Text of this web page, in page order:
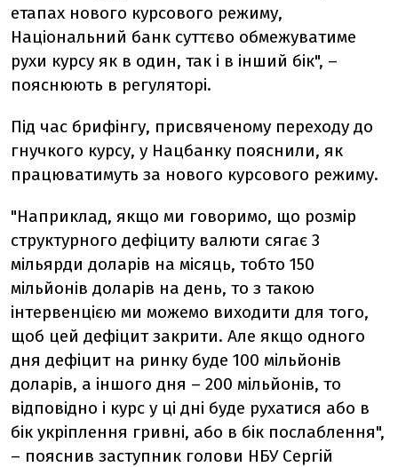
етапах нового курсового режиму,
Національний банк суттєво обмежуватиме
рухи курсу як в один, так і в інший бік", –
пояснюють в регуляторі.
Під час брифінгу, присвяченому переходу до
гнучкого курсу, у Нацбанку пояснили, як
працюватимуть за нового курсового режиму.
"Наприклад, якщо ми говоримо, що розмір
структурного дефіциту валюти сягає 3
мільярди доларів на місяць, тобто 150
мільйонів доларів на день, то з такою
інтервенцією ми можемо виходити для того,
щоб цей дефіцит закрити. Але якщо одного
дня дефіцит на ринку буде 100 мільйонів
доларів, а іншого дня – 200 мільйонів, то
відповідно і курс у ці дні буде рухатися або в
бік укріплення гривні, або в бік послаблення",
– пояснив заступник голови НБУ Сергій